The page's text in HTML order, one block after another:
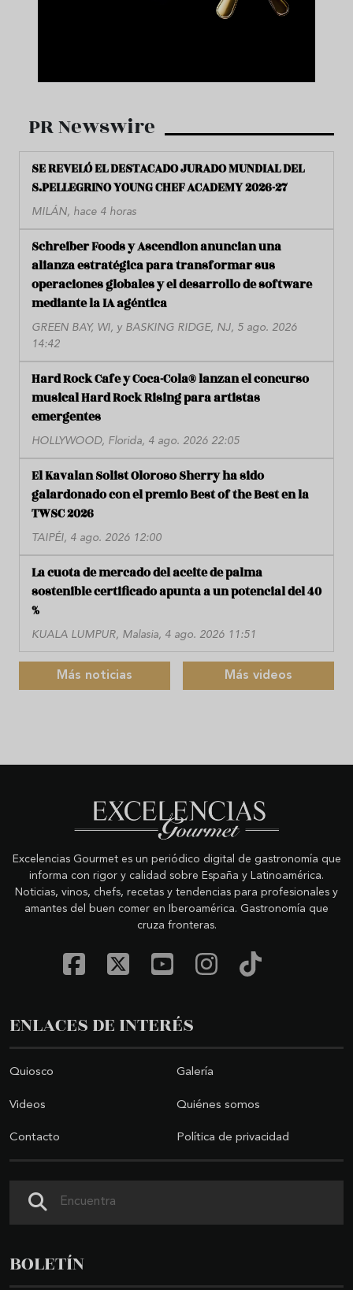
PR Newswire
SE REVELÓ EL DESTACADO JURADO MUNDIAL DEL
S.PELLEGRINO YOUNG CHEF ACADEMY 2026-27
MILÁN, hace 4 horas
Schreiber Foods y Ascendion anuncian una
alianza estratégica para transformar sus
operaciones globales y el desarrollo de software
mediante la IA agéntica
GREEN BAY, WI, y BASKING RIDGE, NJ, 5 ago. 2026
14:42
Hard Rock Cafe y Coca-Cola® lanzan el concurso
musical Hard Rock Rising para artistas
emergentes
HOLLYWOOD, Florida, 4 ago. 2026 22:05
El Kavalan Solist Oloroso Sherry ha sido
galardonado con el premio Best of the Best en la
TWSC 2026
TAIPÉI, 4 ago. 2026 12:00
La cuota de mercado del aceite de palma
sostenible certificado apunta a un potencial del 40
%
KUALA LUMPUR, Malasia, 4 ago. 2026 11:51
Más noticias Más videos
Excelencias Gourmet es un periódico digital de gastronomía que
informa con rigor y calidad sobre España y Latinoamérica.
Noticias, vinos, chefs, recetas y tendencias para profesionales y
amantes del buen comer en Iberoamérica. Gastronomía que
cruza fronteras.
ENLACES DE INTERÉS
Quiosco Galería
Videos Quiénes somos
Contacto Política de privacidad
BOLETÍN